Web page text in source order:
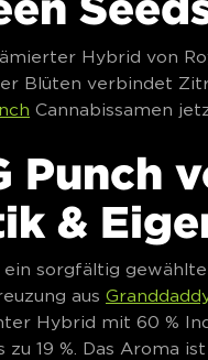
Hybrid von
Blüten verbindet
Cannabissamen
Punch
&
sorgfältig
aus
Hybrid mit 60 %
19 %. Das Aroma